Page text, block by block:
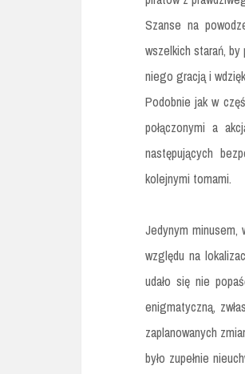
Szanse na
wszelkich starań,
niego gracją i
Podobnie jak w
połączonymi a
następujących
kolejnymi tomami.
Jedynym minusem,
względu na
udało się nie
enigmatyczną,
zaplanowanych
było zupełnie